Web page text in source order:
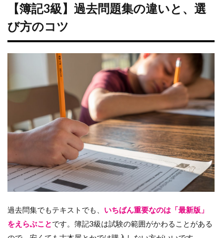
【簿記3級】過去問題集の違いと、選
び方のコツ
過去問集でもテキストでも、 いちばん重要なのは「最新版」
をえらぶことです。簿記3級は試験の範囲がかわることがある